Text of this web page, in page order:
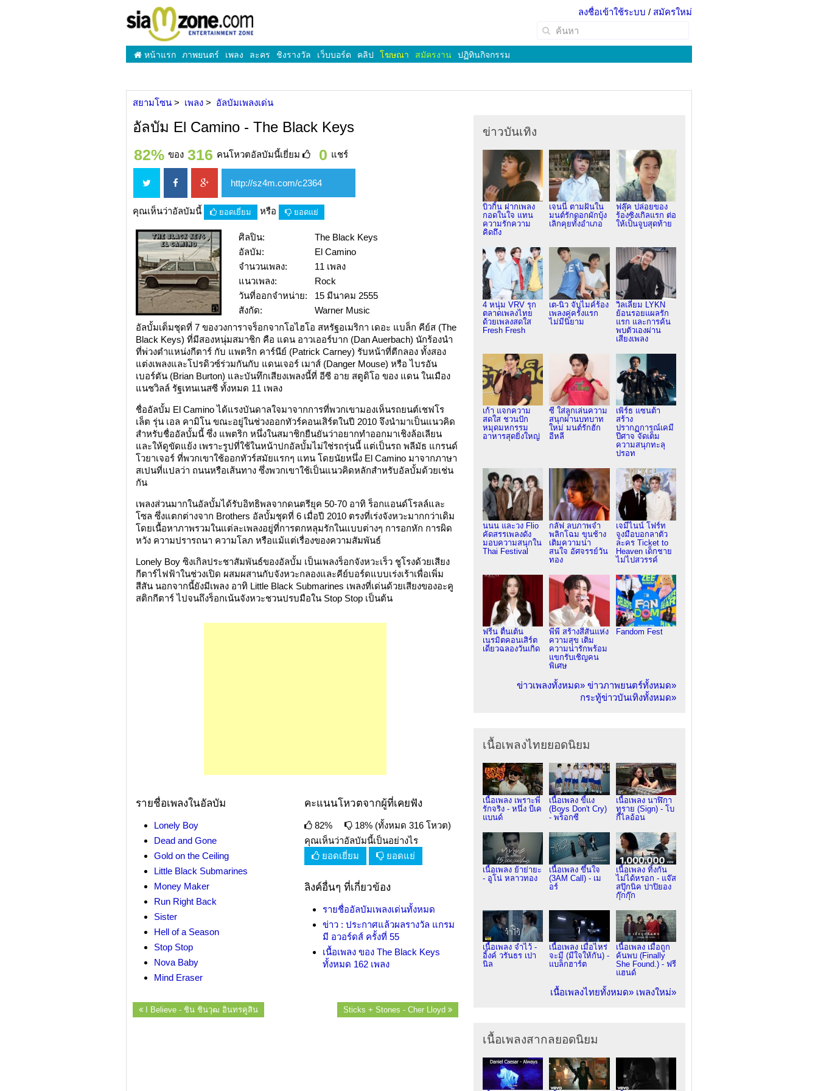
ลงชื่อเข้าใช้ระบบ / สมัครใหม่
หน้าแรก ภาพยนตร์ เพลง ละคร ชิงรางวัล เว็บบอร์ด คลิป โฆษณา สมัครงาน ปฏิทินกิจกรรม
สยามโซน เพลง อัลบัมเพลงเด่น
อัลบัม El Camino - The Black Keys
82% ของ 316 คนโหวตอัลบัมนี้เยี่ยม 0 แชร์
คุณเห็นว่าอัลบัมนี้ ยอดเยี่ยม หรือ ยอดแย่
ศิลปิน:
The Black Keys
อัลบัม:
El Camino
จำนวนเพลง:
11 เพลง
แนวเพลง:
Rock
วันที่ออกจำหน่าย:
15 มีนาคม 2555
สังกัด:
Warner Music
อัลบั้มเต็มชุดที่ 7 ของวงการาจร็อกจากโอไฮโอ สหรัฐอเมริกา เดอะ แบล็ก คีย์ส (The
Black Keys) ที่มีสองหนุ่มสมาชิก คือ แดน อาวเออร์บาก (Dan Auerbach) นักร้องนำ
ที่พ่วงตำแหน่งกีตาร์ กับ แพตริก คาร์นีย์ (Patrick Carney) รับหน้าที่ตีกลอง ทั้งสอง
แต่งเพลงและโปรดิวซ์ร่วมกันกับ แดนเจอร์ เมาส์ (Danger Mouse) หรือ ไบรอัน
เบอร์ตัน (Brian Burton) และบันทึกเสียงเพลงนี้ที่ อีซี อาย สตูดิโอ ของ แดน ในเมือง
แนชวิลล์ รัฐเทนเนสซี ทั้งหมด 11 เพลง
ชื่ออัลบั้ม El Camino ได้แรงบันดาลใจมาจากการที่พวกเขามองเห็นรถยนต์เชฟโร
เล็ต รุ่น เอล คามิโน ขณะอยู่ในช่วงออกทัวร์คอนเสิร์ตในปี 2010 จึงนำมาเป็นแนวคิด
สำหรับชื่ออัลบั้มนี้ ซึ่ง แพตริก หนึ่งในสมาชิกยืนยันว่าอยากทำออกมาเชิงล้อเลียน
และให้ดูขัดแย้ง เพราะรูปที่ใช้ในหน้าปกอัลบั้มไม่ใช่รถรุ่นนี้ แต่เป็นรถ พลีมัธ แกรนด์
โวยาเจอร์ ที่พวกเขาใช้ออกทัวร์สมัยแรกๆ แทน โดยนัยหนึ่ง El Camino มาจากภาษา
สเปนที่แปลว่า ถนนหรือเส้นทาง ซึ่งพวกเขาใช้เป็นแนวคิดหลักสำหรับอัลบั้มด้วยเช่น
กัน
เพลงส่วนมากในอัลบั้มได้รับอิทธิพลจากดนตรียุค 50-70 อาทิ ร็อกแอนด์โรลล์และ
โซล ซึ่งแตกต่างจาก Brothers อัลบั้มชุดที่ 6 เมื่อปี 2010 ตรงที่เร่งจังหวะมากกว่าเดิม
โดยเนื้อหาภาพรวมในแต่ละเพลงอยู่ที่การตกหลุมรักในแบบต่างๆ การอกหัก การผิด
หวัง ความปรารถนา ความโลภ หรือแม้แต่เรื่องของความสัมพันธ์
Lonely Boy ซิงเกิลประชาสัมพันธ์ของอัลบั้ม เป็นเพลงร็อกจังหวะเร็ว ชูโรงด้วยเสียง
กีตาร์ไฟฟ้าในช่วงเปิด ผสมผสานกับจังหวะกลองและคีย์บอร์ดแบบเร่งเร้าเพื่อเพิ่ม
สีสัน นอกจากนี้ยังมีเพลง อาทิ Little Black Submarines เพลงที่เด่นด้วยเสียงของอะคู
สติกกีตาร์ ไปจนถึงร็อกเน้นจังหวะชวนปรบมือใน Stop Stop เป็นต้น
รายชื่อเพลงในอัลบัม
Lonely Boy
Dead and Gone
Gold on the Ceiling
Little Black Submarines
Money Maker
Run Right Back
Sister
Hell of a Season
Stop Stop
Nova Baby
Mind Eraser
คะแนนโหวตจากผู้ที่เคยฟัง
82%
18% (ทั้งหมด 316 โหวต)
คุณเห็นว่าอัลบัมนี้เป็นอย่างไร
ยอดเยี่ยม
ยอดแย่
ลิงค์อื่นๆ ที่เกี่ยวข้อง
รายชื่ออัลบัมเพลงเด่นทั้งหมด
ข่าว : ประกาศแล้วผลรางวัล แกรม
มี อวอร์ดส์ ครั้งที่ 55
เนื้อเพลง ของ The Black Keys
ทั้งหมด 162 เพลง
Sticks + Stones - Cher Lloyd
I Believe - ชิน ชินวุฒ อินทรคูสิน
ข่าวบันเทิง
บิวกิ้น ฝากเพลง
กอดในใจ แทน
ความรักความ
คิดถึง
เจนนี่ ตามฝันใน
มนต์รักดอกผักบุ้ง
เลิกคุยทั้งอำเภอ
ฟลุ๊ค ปล่อยของ
ร้องซิงเกิลแรก ต่อ
ให้เป็นจูบสุดท้าย
4 หนุ่ม VRV รุก
ตลาดเพลงไทย
ด้วยเพลงสดใส
Fresh Fresh
เต-นิว จับไมค์ร้อง
เพลงคู่ครั้งแรก
ไม่มีนิยาม
วิลเลี่ยม LYKN
ย้อนรอยแผลรัก
แรก และการค้น
พบตัวเองผ่าน
เสียงเพลง
เก้า แจกความ
สดใส ชวนปัก
หมุดมหกรรม
อาหารสุดยิ่งใหญ่
ซี ใส่ลูกเล่นความ
สนุกผ่านบทบาท
ใหม่ มนต์รักฮัก
อีหลี
เพิร์ธ แซนต้า
สร้าง
ปรากฏการณ์เคมี
ปีศาจ จัดเต็ม
ความสนุกทะลุ
ปรอท
นนน และวง Flio
คัดสรรเพลงดัง
มอบความสนุกใน
Thai Festival
กลัฟ ลบภาพจำ
พลิกโฉม ขุนช้าง
เติมความน่า
สนใจ อัศจรรย์วัน
ทอง
เจมีไนน์ โฟร์ท
จูงมือบอกลาตัว
ละคร Ticket to
Heaven เด็กชาย
ไม่ไปสวรรค์
ฟรีน ตื่นเต้น
เนรมิตคอนเสิร์ต
เดี่ยวฉลองวันเกิด
พีพี สร้างสีสันแห่ง
ความสุข เติม
ความน่ารักพร้อม
แขกรับเชิญคน
พิเศษ
Fandom Fest
ข่าวเพลงทั้งหมด» ข่าวภาพยนตร์ทั้งหมด»
กระทู้ข่าวบันเทิงทั้งหมด»
เนื้อเพลงไทยยอดนิยม
เนื้อเพลง เพราะพี่
รักจริง - หนึ่ง บีเค
แบนด์
เนื้อเพลง ขี้แง
(Boys Don't Cry)
- พร็อกซี
เนื้อเพลง นาฬิกา
ทราย (Sign) - โบ
กี้ไลอ้อน
เนื้อเพลง ย้าย่ายะ
- อูโน่ หลาวทอง
เนื้อเพลง ขึ้นใจ
(3AM Call) - เม
อร์
เนื้อเพลง ทิ้งกัน
ไม่ได้หรอก - แจ๊ส
สปุ๊กนิค ปาปิยอง
กุ๊กกุ๊ก
เนื้อเพลง จำไว้ -
อิ้งค์ วรันธร เปา
นิล
เนื้อเพลง เมื่อไหร่
จะมี (มีใจให้กัน) -
แบล็กฮาร์ต
เนื้อเพลง เมื่อถูก
ค้นพบ (Finally
She Found.) - ฟรี
แฮนด์
เนื้อเพลงไทยทั้งหมด» เพลงใหม่»
เนื้อเพลงสากลยอดนิยม